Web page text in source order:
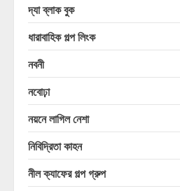
দ্যা ব্লাক বুক
ধারাবাহিক গল্প লিংক
নবনী
নবোঢ়া
নয়নে লাগিল নেশা
নিবিদ্রিতা কাহন
নীল ক্যাফের গল্প গ্রুপ